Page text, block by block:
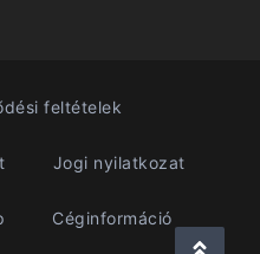
feltételek
Jogi nyilatkozat
Céginformáció